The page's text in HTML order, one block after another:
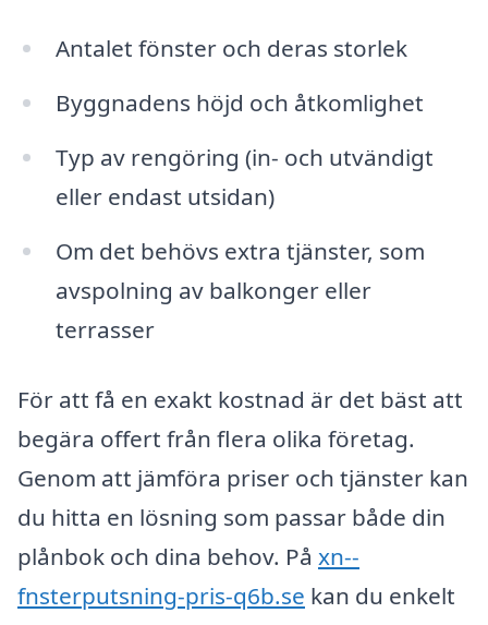
Antalet fönster och deras storlek
Byggnadens höjd och åtkomlighet
Typ av rengöring (in- och utvändigt
eller endast utsidan)
Om det behövs extra tjänster, som
avspolning av balkonger eller
terrasser
För att få en exakt kostnad är det bäst att
begära offert från flera olika företag.
Genom att jämföra priser och tjänster kan
du hitta en lösning som passar både din
plånbok och dina behov. På xn--
fnsterputsning-pris-q6b.se kan du enkelt